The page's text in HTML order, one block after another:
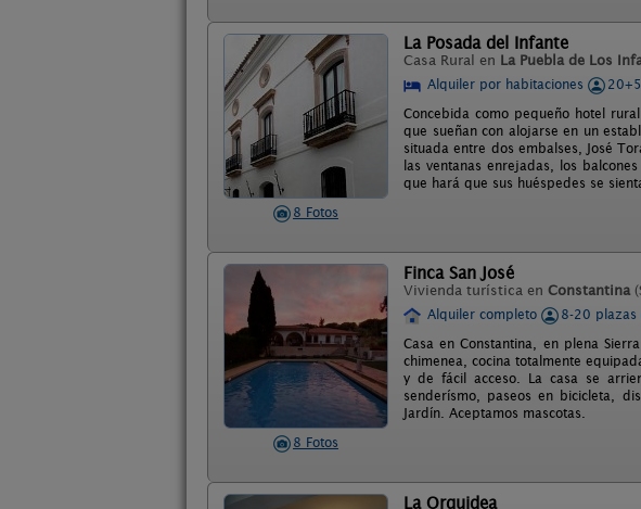
8 Fotos
La Posada del Infante
Casa Rural en La Puebla de Los
Alquiler por habitaciones
Concebida como pequeño hotel
que sueñan con alojarse en un
situada entre dos embalses, José
las ventanas enrejadas, los
que hará que sus huéspedes se
8 Fotos
Finca San José
Vivienda turística en Constantina
Alquiler completo
8-20 plazas
Casa en Constantina, en plena
chimenea, cocina totalmente
y de fácil acceso. La casa se
senderísmo, paseos en bicicleta,
Jardín. Aceptamos mascotas.
La Orquidea